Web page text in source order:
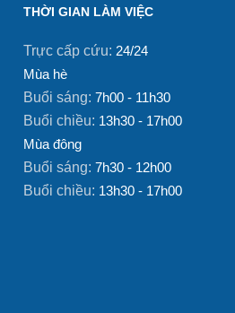
THỜI GIAN LÀM VIỆC
Trực cấp cứu: 24/24
Mùa hè
Buổi sáng:7h00 - 11h30
Buổi chiều: 13h30 - 17h00
Mùa đông
Buổi sáng:7h30 - 12h00
Buổi chiều: 13h30 - 17h00